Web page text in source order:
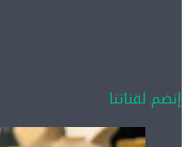
إنضم لقناتنا